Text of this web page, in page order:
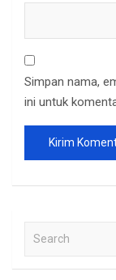
Simpan nama,
ini untuk
a